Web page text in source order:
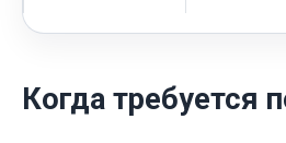
Когда требуется